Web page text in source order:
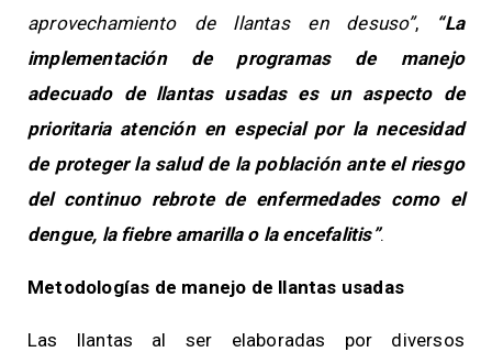
aprovechamiento de llantas en desuso”,
“La
implementación de programas de manejo
adecuado de llantas usadas es un aspecto de
prioritaria atención en especial por la necesidad
de proteger la salud de la población ante el riesgo
del continuo rebrote de enfermedades como el
dengue, la fiebre amarilla o la encefalitis”.
Metodologías de manejo de llantas usadas
Las llantas al ser elaboradas por diversos